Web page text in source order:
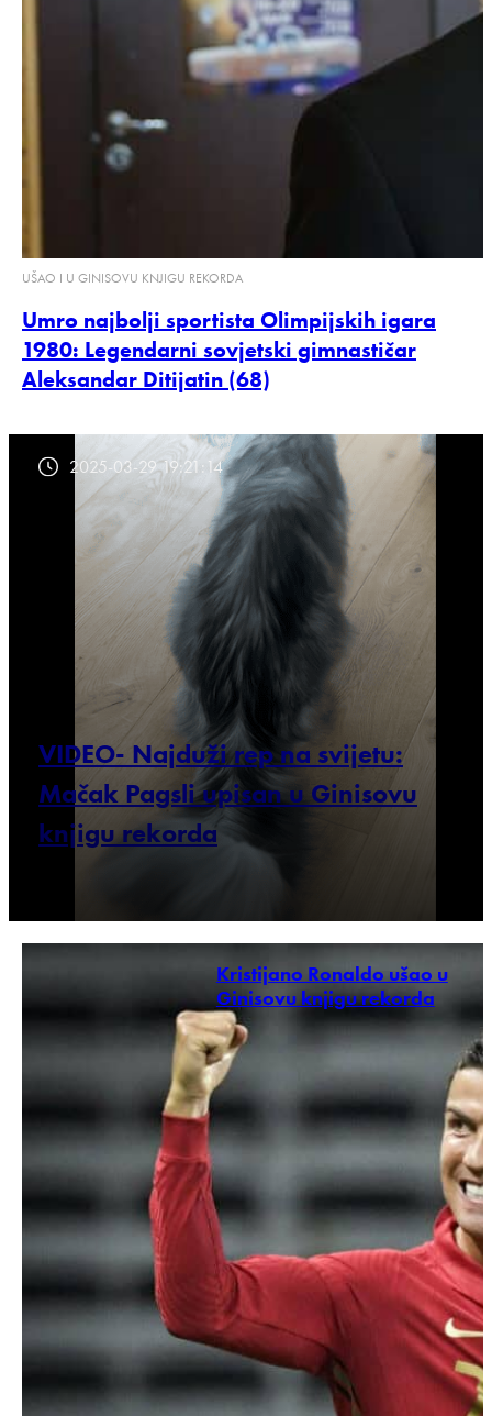
UŠAO I U GINISOVU KNJIGU REKORDA
Umro najbolji sportista Olimpijskih igara
1980: Legendarni sovjetski gimnastičar
Aleksandar Ditijatin (68)
2025-03-29 19:21:14
VIDEO- Najduži rep na svijetu:
Mačak Pagsli upisan u Ginisovu
knjigu rekorda
Kristijano Ronaldo ušao u
Ginisovu knjigu rekorda